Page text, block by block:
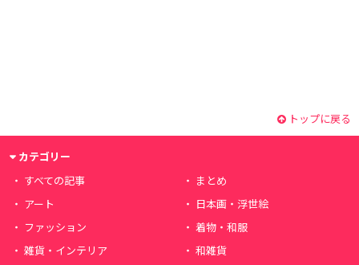
トップに戻る
カテゴリー
すべての記事
まとめ
アート
日本画・浮世絵
ファッション
着物・和服
雑貨・インテリア
和雑貨